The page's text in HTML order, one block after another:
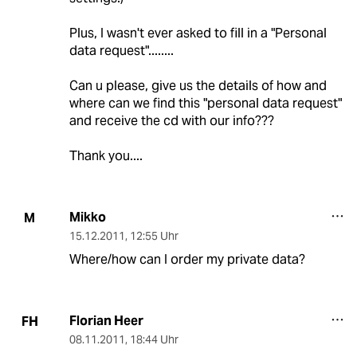
Plus, I wasn't ever asked to fill in a "Personal
data request"........
Can u please, give us the details of how and
where can we find this "personal data request"
and receive the cd with our info???
Thank you....
M Mikko
15.12.2011, 12:55 Uhr
Where/how can I order my private data?
FH Florian Heer
08.11.2011, 18:44 Uhr